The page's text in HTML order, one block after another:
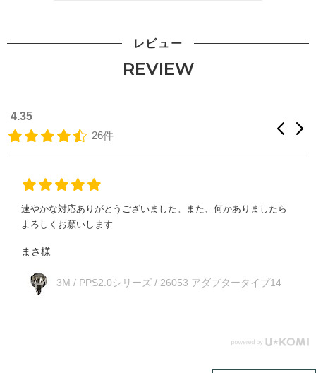
レビュー
REVIEW
4.35
26件
速やかな対応ありがとうございました。また、何かありましたら
よろしくお願いします
まさ様
3M / PPS2.0シリーズ / 26053 アダプタータイプ14